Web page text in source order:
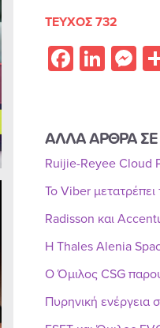
ΤΕΥΧΟΣ 732
ΑΛΛΑ ΑΡΘΡΑ
Ruijie-Reyee Cloud
Το Viber
Radisson και
Η Thales Alenia
Ο Όμιλος CSG
Πυρηνική ενέργεια